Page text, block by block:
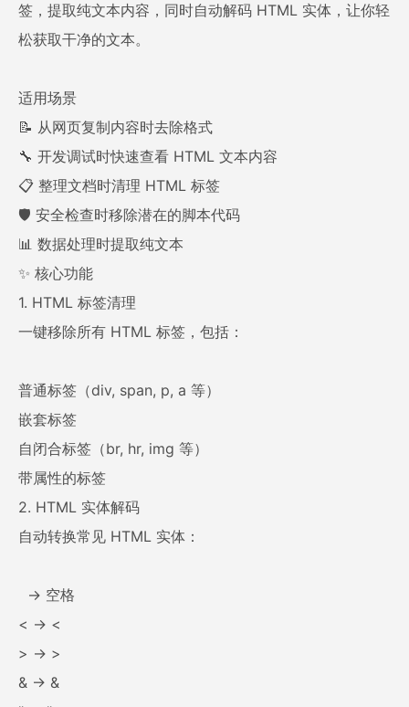
签，提取纯文本内容，同时自动解码 HTML 实体，让你轻
松获取干净的文本。
适用场景
📝 从网页复制内容时去除格式
🔧 开发调试时快速查看 HTML 文本内容
📋 整理文档时清理 HTML 标签
🛡️ 安全检查时移除潜在的脚本代码
📊 数据处理时提取纯文本
✨ 核心功能
1. HTML 标签清理
一键移除所有 HTML 标签，包括：
普通标签（div, span, p, a 等）
嵌套标签
自闭合标签（br, hr, img 等）
带属性的标签
2. HTML 实体解码
自动转换常见 HTML 实体：
→ 空格
< → <
> → >
& → &